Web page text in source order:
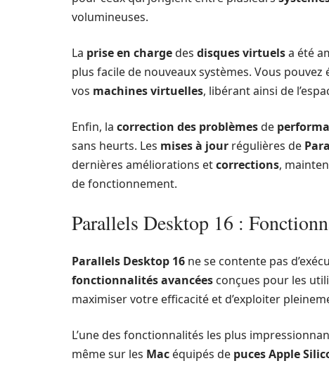
volumineuses.
La prise en chargedes disques virtuelsa été
plus facile de nouveaux systèmes. Vous
vos machines virtuelles, libérant ainsi de
Enfin, la correction des problèmesde
sans heurts. Les mises à jour régulières de
dernières améliorations etcorrections,
de fonctionnement.
Parallels Desktop 16 :
Parallels Desktop 16 ne se contente pas
fonctionnalités avancées conçues pour les
maximiser votre efficacité et d’exploiter
L’une des fonctionnalités les plus
même sur les Mac équipés de puces Apple